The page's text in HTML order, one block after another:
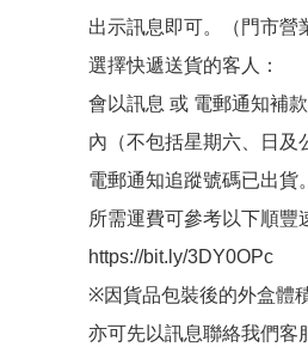
出示訊息即可。（門市營
選擇快遞送貨的客人：
會以訊息 或 電郵通知補
內（不包括星期六、日及
電郵通知追蹤號碼已出貨。
所需運費可參考以下順豐
https://bit.ly/3DY0OPc
※因貨品包裝後的外盒體
亦可先以訊息聯絡我們客